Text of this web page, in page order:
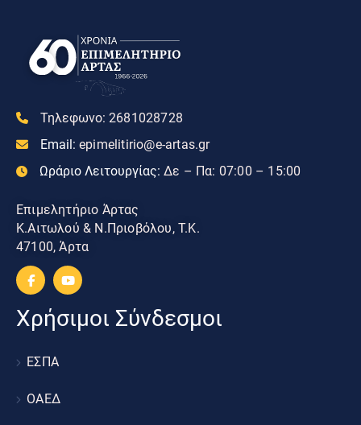
Τηλεφωνο: 2681028728
Email: epimelitirio@e-artas.gr
Ωράριο Λειτουργίας: Δε – Πα: 07:00 – 15:00
Επιμελητήριο Άρτας
Κ.Αιτωλού & Ν.Πριοβόλου, Τ.Κ.
47100, Άρτα
Χρήσιμοι Σύνδεσμοι
ΕΣΠΑ
ΟΑΕΔ